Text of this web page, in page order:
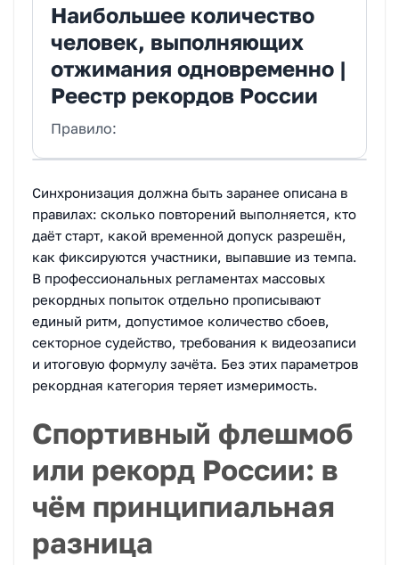
Наибольшее количество
человек, выполняющих
отжимания одновременно |
Реестр рекордов России
Правило:
Синхронизация должна быть заранее описана в
правилах: сколько повторений выполняется, кто
даёт старт, какой временной допуск разрешён,
как фиксируются участники, выпавшие из темпа.
В профессиональных регламентах массовых
рекордных попыток отдельно прописывают
единый ритм, допустимое количество сбоев,
секторное судейство, требования к видеозаписи
и итоговую формулу зачёта. Без этих параметров
рекордная категория теряет измеримость.
Спортивный флешмоб
или рекорд России: в
чём принципиальная
разница